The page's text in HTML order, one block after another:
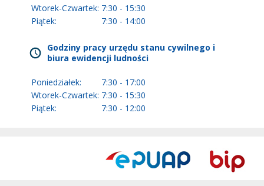
Wtorek-Czwartek: 7:30 - 15:30
Piątek:
7:30 - 14:00
Godziny pracy urzędu stanu cywilnego i
biura ewidencji ludności
Poniedziałek:
7:30 - 17:00
Wtorek-Czwartek: 7:30 - 15:30
Piątek:
7:30 - 12:00